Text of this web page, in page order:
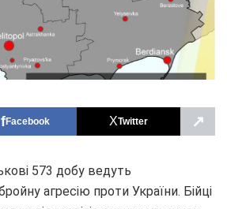
Facebook Twitter ↗
573 добу ведуть
агресію проти України. Бійці